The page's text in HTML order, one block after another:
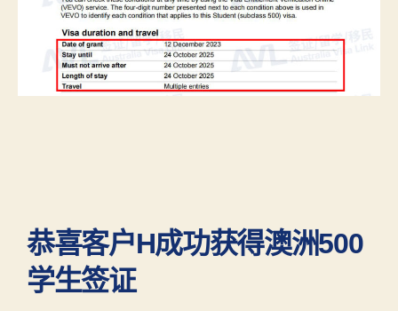
恭喜客户H成功获得澳洲500
学生签证